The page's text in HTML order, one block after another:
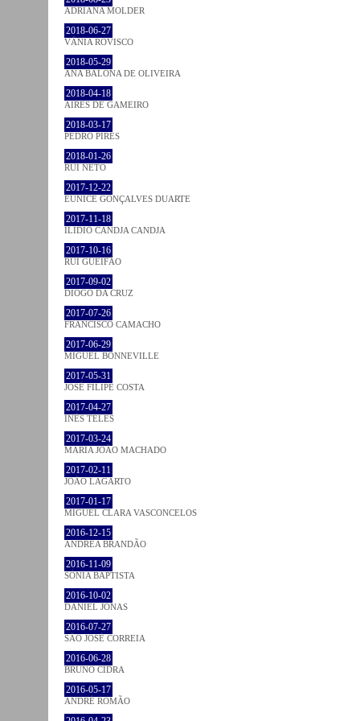
ADRIANA MOLDER
2018-06-27
VÂNIA ROVISCO
2018-05-29
ANA BALONA DE OLIVEIRA
2018-04-18
AIRES DE GAMEIRO
2018-03-17
PEDRO PIRES
2018-01-26
RUI NETO
2017-12-22
EUNICE GONÇALVES DUARTE
2017-11-18
ILIDIO CANDJA CANDJA
2017-10-16
RUI GUEIFÃO
2017-09-02
DIOGO DA CRUZ
2017-07-26
FRANCISCO CAMACHO
2017-06-29
MIGUEL BONNEVILLE
2017-05-31
JOSÉ FILIPE COSTA
2017-04-27
INÊS TELES
2017-03-24
MARIA JOÃO MACHADO
2017-02-11
JOÃO LAGARTO
2017-01-17
MIGUEL CLARA VASCONCELOS
2016-12-15
ANDREA BRANDÃO
2016-11-09
SÓNIA BAPTISTA
2016-10-02
DANIEL JONAS
2016-07-27
SÃO JOSÉ CORREIA
2016-06-28
BRUNO CIDRA
2016-05-17
ANDRÉ ROMÃO